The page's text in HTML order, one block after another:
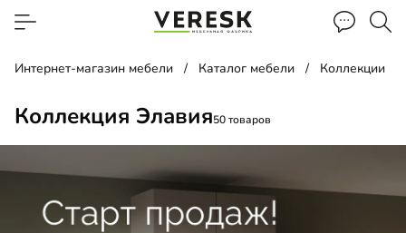
Интернет-магазин мебели Каталог мебели Коллекции
Коллекция Элавия50 товаров